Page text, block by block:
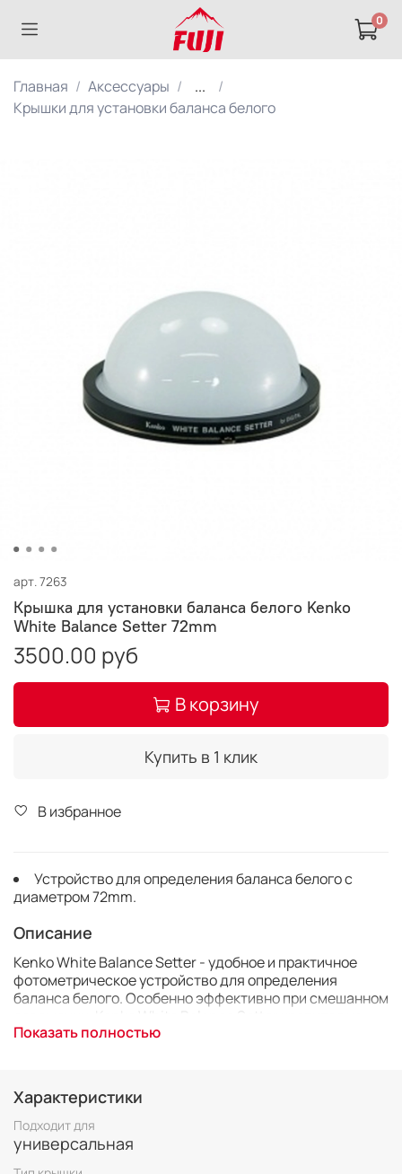
0
Главная Аксессуары
...
Крышки для установки баланса белого
арт.7263
Крышка для установки баланса белого Kenko
White Balance Setter 72mm
3500.00 руб
В корзину
Купить в 1 клик
В избранное
Устройство для определения баланса белого с
диаметром 72mm.
Описание
Kenko White Balance Setter - удобное и практичное
фотометрическое устройство для определения
баланса белого. Особенно эффективно при смешанном
резьбу объектива фотокамеры. Комплект поставки
транспортировки.
Показать полностью
Характеристики
Подходит для
универсальная